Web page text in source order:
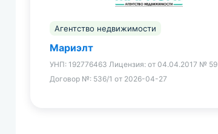
Агентство недвижимости
Мариэлт
УНП: 192776463 Лицензия: от 04.04.2017 № 59
Договор №: 536/1 от 2026-04-27